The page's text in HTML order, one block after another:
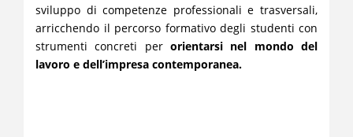
sviluppo di competenze professionali e trasversali,
arricchendo il percorso formativo degli studenti con
strumenti concreti per orientarsi nel mondo del
lavoro e dell’impresa contemporanea.